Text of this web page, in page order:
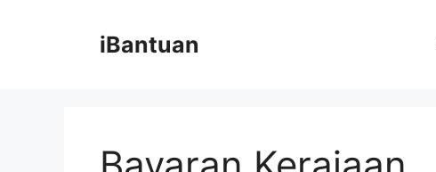
iBantuan